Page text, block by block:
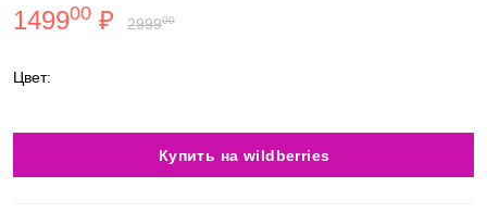
149900 ₽ 299900
Цвет:
Купить на wildberries